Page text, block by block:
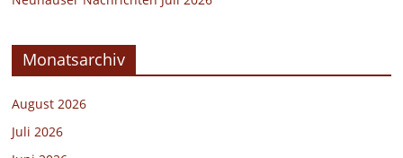
Monatsarchiv
August 2026
Juli 2026